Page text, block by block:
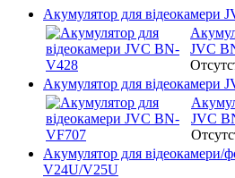
Акумулятор для відеокамери
JVC
Акумулятор для відеокамери
JVC
Акумулятор для відеокамери/
V24U/V25U